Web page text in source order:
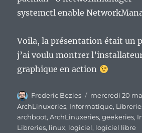
systemctl enable
Voila, la présentation était un
j’ai voulu montrer
graphique en action
Auteur
Frederic Bezies
Publié
le
mercredi 20
ArchLinuxeries, Informatique,
archboot,ArchLinuxeries,geekeries,
Libreries, linux, logiciel, logiciel libre